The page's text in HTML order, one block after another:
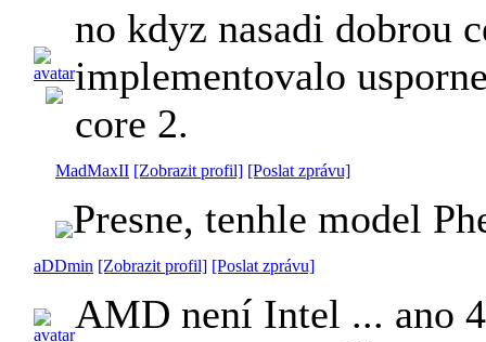
no kdyz nasadi dobrou
implementovalo
core 2.
MadMaxII [Zobrazit profil] [Poslat zprávu]
Presne, tenhle model
aDDmin [Zobrazit profil] [Poslat zprávu]
AMD není Intel ... ano